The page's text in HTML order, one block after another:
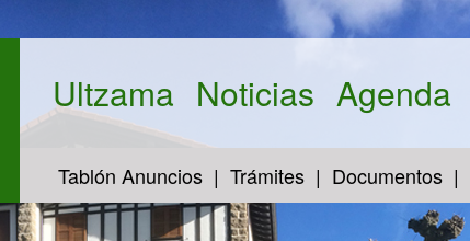
Ultzama Noticias Agenda
Tablón Anuncios Trámites Documentos